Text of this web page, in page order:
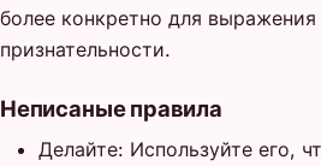
более конкретно для
признательности.
Неписаные правила
Делайте: Используйте его,